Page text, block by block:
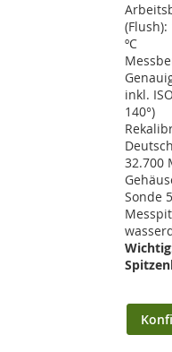
ºC
inkl.
140°)
32.700
Sonde